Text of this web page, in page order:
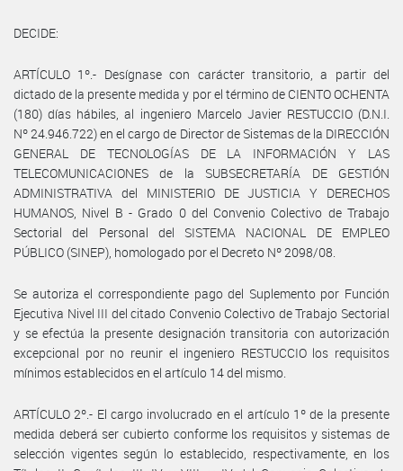
DECIDE:
ARTÍCULO 1º.- Desígnase con carácter transitorio, a partir del
dictado de la presente medida y por el término de CIENTO OCHENTA
(180) días hábiles, al ingeniero Marcelo Javier RESTUCCIO (D.N.I.
Nº 24.946.722) en el cargo de Director de Sistemas de la DIRECCIÓN
GENERAL DE TECNOLOGÍAS DE LA INFORMACIÓN Y LAS
TELECOMUNICACIONES de la SUBSECRETARÍA DE GESTIÓN
ADMINISTRATIVA del MINISTERIO DE JUSTICIA Y DERECHOS
HUMANOS, Nivel B - Grado 0 del Convenio Colectivo de Trabajo
Sectorial del Personal del SISTEMA NACIONAL DE EMPLEO
PÚBLICO (SINEP), homologado por el Decreto Nº 2098/08.
Se autoriza el correspondiente pago del Suplemento por Función
Ejecutiva Nivel III del citado Convenio Colectivo de Trabajo Sectorial
y se efectúa la presente designación transitoria con autorización
excepcional por no reunir el ingeniero RESTUCCIO los requisitos
mínimos establecidos en el artículo 14 del mismo.
ARTÍCULO 2º.- El cargo involucrado en el artículo 1º de la presente
medida deberá ser cubierto conforme los requisitos y sistemas de
selección vigentes según lo establecido, respectivamente, en los